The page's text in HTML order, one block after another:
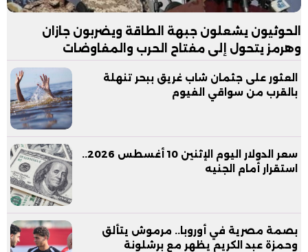
الحوثيون يشعلون جبهة الطاقة ويضربون جازان
وهرمز يتحول إلى مفتاح الحرب والمفاوضات
العثور على جثمان شاب غريق ببحر تنهلة
بالقرب من سواقي الفيوم
سعر الدولار اليوم الإثنين 10 أغسطس 2026..
استقرار أمام الجنيه
بصمة مصرية في أوروبا.. مرموش يتألق
وحمزة عبد الكريم يظهر مع برشلونة